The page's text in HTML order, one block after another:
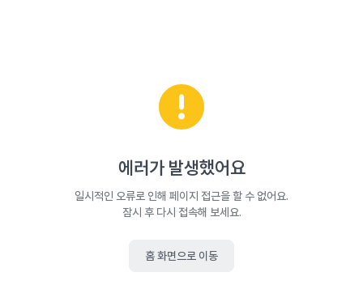
에러가 발생했어요
일시적인 오류로 인해 페이지 접근을 할 수 없어요.
잠시 후 다시 접속해 보세요.
홈 화면으로 이동